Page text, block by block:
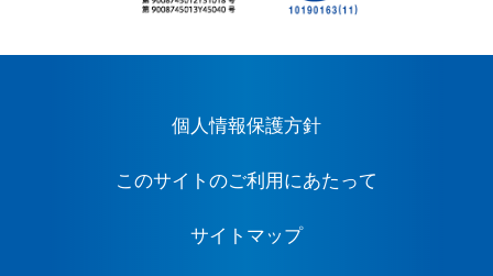
個人情報保護方針
このサイトのご利用にあたって
サイトマップ